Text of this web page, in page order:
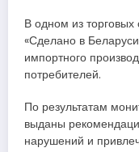
В одном из
«Сделано в
импортного
потребителей.
По результатам
выданы
нарушений и